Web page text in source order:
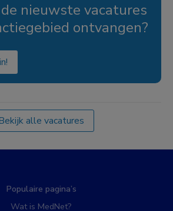
nieuwste vacatures
ontvangen?
alle vacatures
Populaire pagina’s
Wat is MedNet?